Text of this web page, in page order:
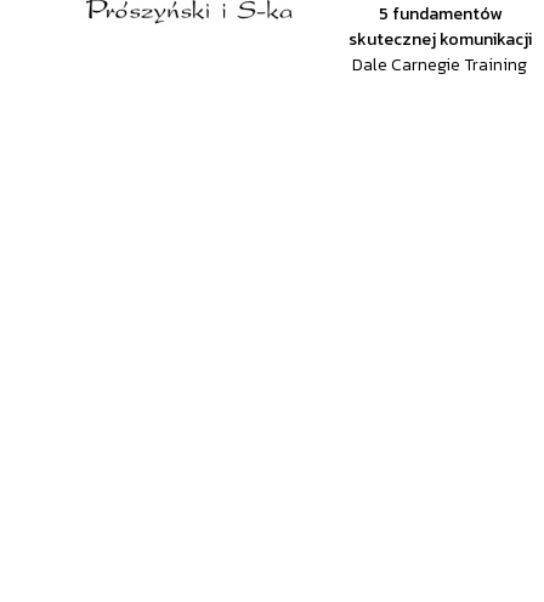
5 fundamentów
skutecznej komunikacji
Dale Carnegie Training